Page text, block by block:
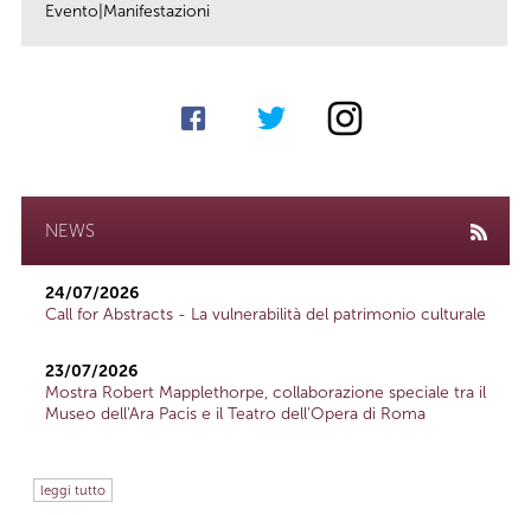
Evento|Manifestazioni
NEWS
24/07/2026
Call for Abstracts - La vulnerabilità del patrimonio culturale
23/07/2026
Mostra Robert Mapplethorpe, collaborazione speciale tra il
Museo dell'Ara Pacis e il Teatro dell'Opera di Roma
leggi tutto